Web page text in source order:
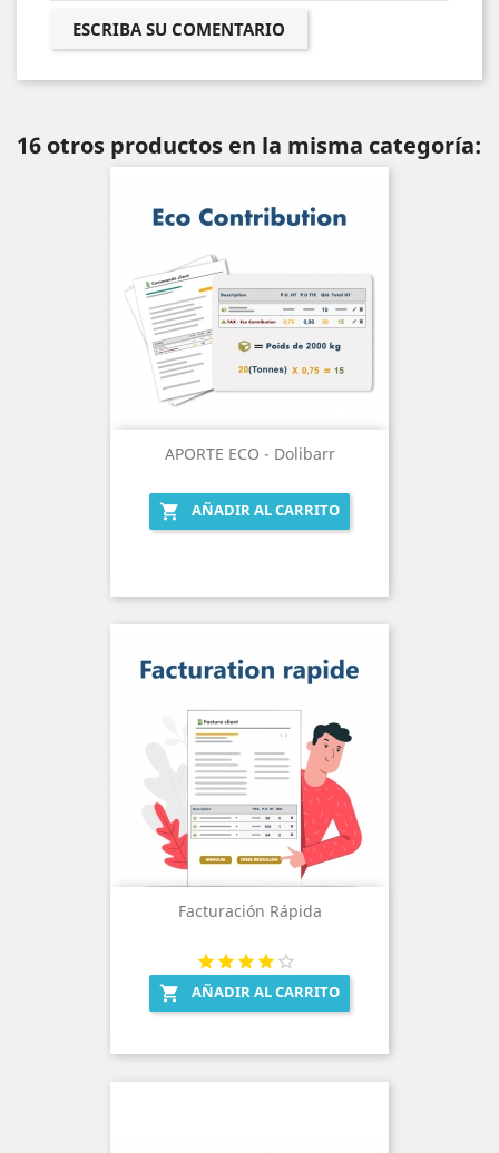
ESCRIBA SU COMENTARIO
16 otros productos en la misma categoría:
APORTE ECO - Dolibarr
 AÑADIR AL CARRITO
Facturación Rápida
 AÑADIR AL CARRITO